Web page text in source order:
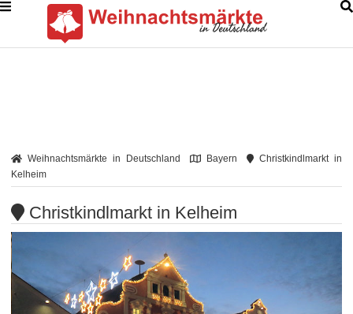
Weihnachtsmärkte in Deutschland Bayern
Christkindlmarkt in
Kelheim
Christkindlmarkt in Kelheim